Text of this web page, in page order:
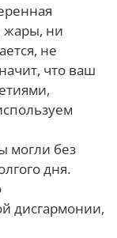
жары, ни
не
что ваш
могли без
дня.
дисгармонии,